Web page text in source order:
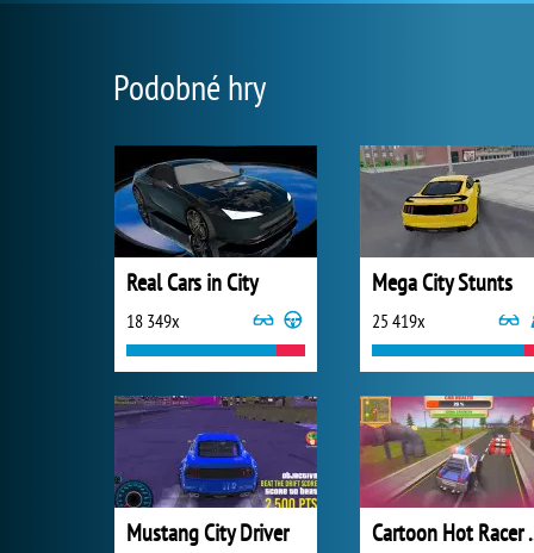
Podobné hry
Real Cars in City
18 349x
Mega City Stunts
25 419x
Mustang City Driver